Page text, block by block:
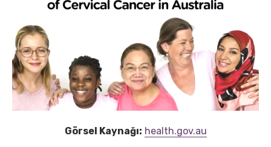
Görsel Kaynağı: health.gov.au